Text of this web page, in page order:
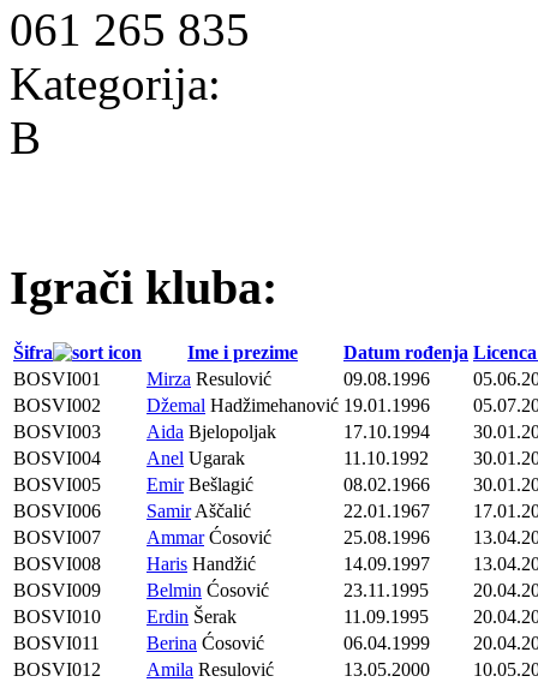
061 265 835
Kategorija:
B
Igrači kluba:
Šifra Ime i prezime Datum rođenja
BOSVI001
Mirza Resulović 09.08.1996
BOSVI002
Džemal Hadžimehanović 19.01.1996
BOSVI003
Aida Bjelopoljak 17.10.1994
BOSVI004
Anel Ugarak 11.10.1992
BOSVI005
EmirBešlagić 08.02.1966
BOSVI006
SamirAščalić 22.01.1967
BOSVI007
AmmarĆosović 25.08.1996
BOSVI008
Haris Handžić 14.09.1997
BOSVI009
Belmin Ćosović 23.11.1995
BOSVI010
Erdin Šerak 11.09.1995
BOSVI011
Berina Ćosović 06.04.1999
BOSVI012
Amila Resulović 13.05.2000